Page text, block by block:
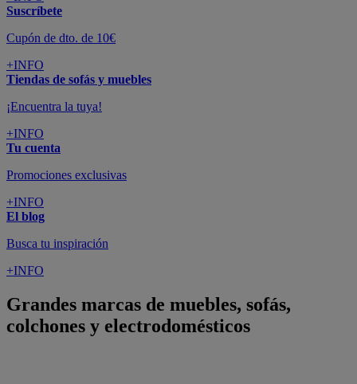
Suscríbete
Cupón de dto. de 10€
+INFO
Tiendas de sofás y muebles
¡Encuentra la tuya!
+INFO
Tu cuenta
Promociones exclusivas
+INFO
El blog
Busca tu inspiración
+INFO
Grandes marcas de muebles, sofás,
colchones y electrodomésticos